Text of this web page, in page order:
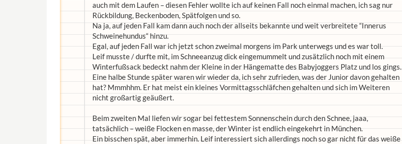
auch mit dem Laufen – diesen Fehler wollte ich auf keinen Fall noch einmal machen, ich sag nur
Rückbildung, Beckenboden, Spätfolgen und so.
Na ja, auf jeden Fall kam dann auch noch der allseits bekannte und weit verbreitete “Innerus
Schweinehundus“ hinzu.
Egal, auf jeden Fall war ich jetzt schon zweimal morgens im Park unterwegs und es war toll.
Leif musste / durfte mit, im Schneeanzug dick eingemummelt und zusätzlich noch mit einem
Winterfußsack bedeckt nahm der Kleine in der Hängematte des Babyjoggers Platz und los gings.
Eine halbe Stunde später waren wir wieder da, ich sehr zufrieden, was der Junior davon gehalten
hat? Mmmhhm. Er hat meist ein kleines Vormittagsschläfchen gehalten und sich im Weiteren
nicht großartig geäußert.
Beim zweiten Mal liefen wir sogar bei fettestem Sonnenschein durch den Schnee, jaaa,
tatsächlich – weiße Flocken en masse, der Winter ist endlich eingekehrt in München.
Ein bisschen spät, aber immerhin. Leif interessiert sich allerdings noch so gar nicht für das weiße